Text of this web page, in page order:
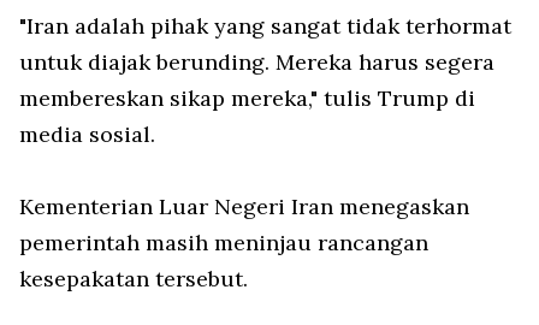
"Iran adalah pihak yang sangat tidak terhormat
untuk diajak berunding. Mereka harus segera
membereskan sikap mereka," tulis Trump di
media sosial.
Kementerian Luar Negeri Iran menegaskan
pemerintah masih meninjau rancangan
kesepakatan tersebut.